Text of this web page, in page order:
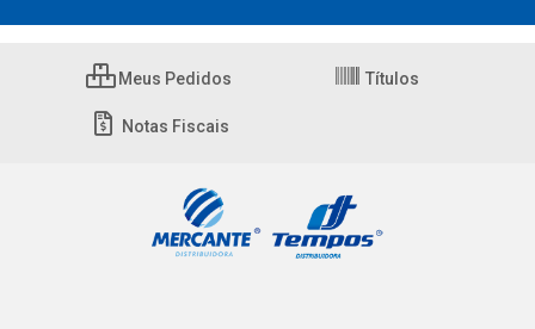
Meus Pedidos Títulos
Notas Fiscais